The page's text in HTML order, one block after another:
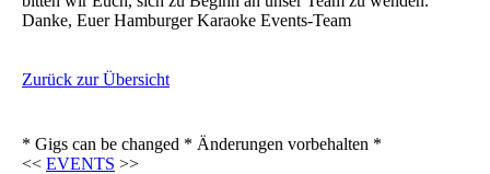
Danke, Euer Hamburger Karaoke Events-Team
Zurück zur Übersicht
* Gigs can be changed * Änderungen vorbehalten *
<< EVENTS >>